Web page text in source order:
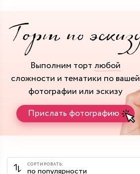
Выполним торт любой
сложности и тематики по вашей
фотографии или эскизу
Прислать фотографию